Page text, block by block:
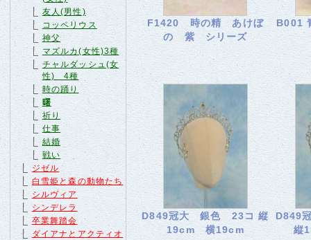
友人(男性)
コッペリウス
神父
マズルカ(女性)3種
チャルダッシュ(女
性) 4種
時の踊り
曙
祈り
仕事
結婚
戦い
ジゼル
白雪姫と森の動物たち
シルヴィア
シンデレラ
卒業舞踏会
ダイアナとアクティオ
F1420 時の精 あけぼ
の 紫 シリーズ
B001
D849冠大 銀色 23コ 縦
19cm 横19cm
縦